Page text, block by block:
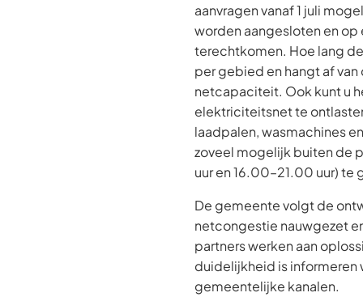
aanvragen vanaf 1 juli
worden aangesloten en
terechtkomen. Hoe lang
per gebied en hangt af
netcapaciteit. Ook kunt u
elektriciteitsnet te
laadpalen, wasmachines
zoveel mogelijk buiten de
uur en 16.00–21.00 uur) te
De gemeente volgt de
netcongestie nauwgezet
partners werken aan
duidelijkheid is informeren
gemeentelijke kanalen.